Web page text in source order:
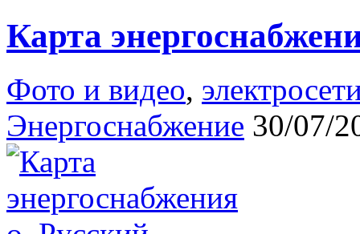
Карта
Фото и видео,
Энергоснабжение 30/07/